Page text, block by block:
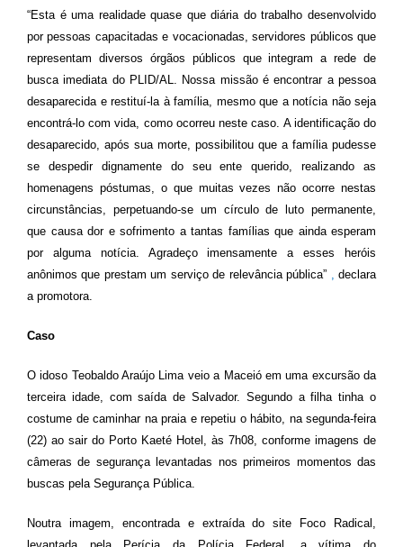
“Esta é uma realidade quase que diária do trabalho desenvolvido
por pessoas capacitadas e vocacionadas, servidores públicos que
representam diversos órgãos públicos que integram a rede de
busca imediata do PLID/AL. Nossa missão é encontrar a pessoa
desaparecida e restituí-la à família, mesmo que a notícia não seja
encontrá-lo com vida, como ocorreu neste caso. A identificação do
desaparecido, após sua morte, possibilitou que a família pudesse
se despedir dignamente do seu ente querido, realizando as
homenagens póstumas, o que muitas vezes não ocorre nestas
circunstâncias, perpetuando-se um círculo de luto permanente,
que causa dor e sofrimento a tantas famílias que ainda esperam
por alguma notícia. Agradeço imensamente a esses heróis
anônimos que prestam um serviço de relevância pública” ,declara
a promotora.
Caso
O idoso Teobaldo Araújo Lima veio a Maceió em uma excursão da
terceira idade, com saída de Salvador. Segundo a filha tinha o
costume de caminhar na praia e repetiu o hábito, na segunda-feira
(22) ao sair do Porto Kaeté Hotel, às 7h08, conforme imagens de
câmeras de segurança levantadas nos primeiros momentos das
buscas pela Segurança Pública.
Noutra imagem, encontrada e extraída do site Foco Radical,